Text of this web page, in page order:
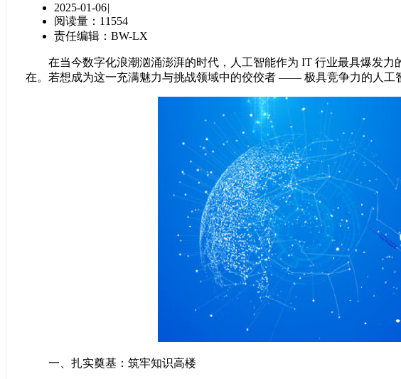
2025-01-06|
阅读量：11554
责任编辑：BW-LX
在当今数字化浪潮汹涌澎湃的时代，人工智能作为 IT 行业最具爆发力
在。若想成为这一充满魅力与挑战领域中的佼佼者 —— 极具竞争力的人工
一、扎实奠基：筑牢知识高楼